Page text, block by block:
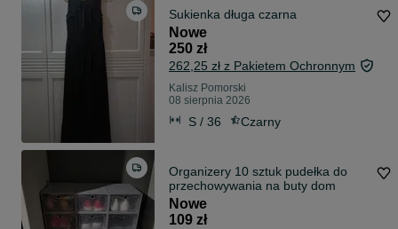
Sukienka długa czarna
Nowe
250 zł
262,25 zł z Pakietem Ochronnym
Kalisz Pomorski
08 sierpnia 2026
S / 36 Czarny
Organizery 10 sztuk pudełka do
przechowywania na buty dom
Nowe
109 zł